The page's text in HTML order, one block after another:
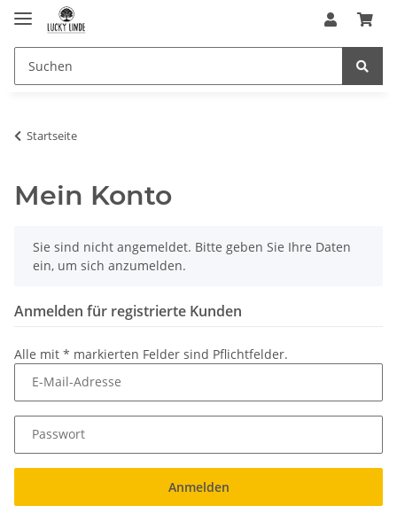
Startseite
Mein Konto
x
Sie sind nicht angemeldet. Bitte geben Sie Ihre Daten
ein, um sich anzumelden.
Anmelden für registrierte Kunden
Alle mit * markierten Felder sind Pflichtfelder.
E-Mail-Adresse
Passwort
Anmelden